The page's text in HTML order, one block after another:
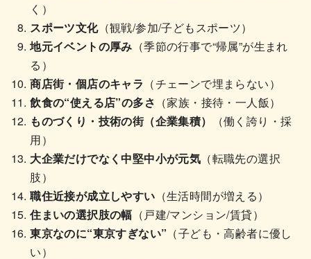
く）
スポーツ文化（観戦/参加/子どもスポーツ）
地元イベントの厚み （季節の行事で“帰属”が生まれ
る）
商店街・個店のキャラ （チェーンで埋まらない）
飲食の“使える店”の多さ （家族・接待・一人飯）
ものづくり・技術の街（企業集積）
（働く誇り・採
用）
大企業だけでなく中堅中小が元気 （転職先の選択
肢）
職住近接が成立しやすい （生活時間が増える）
住まいの選択肢の幅 （戸建/マンション/賃貸）
東京なのに“東京すぎない” （子ども・高齢者に優し
い）